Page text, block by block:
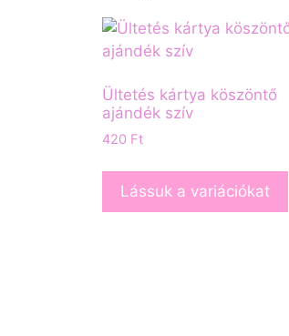
Ültetés kártya köszöntő
ajándék szív
420 Ft
Lássuk a variációkat